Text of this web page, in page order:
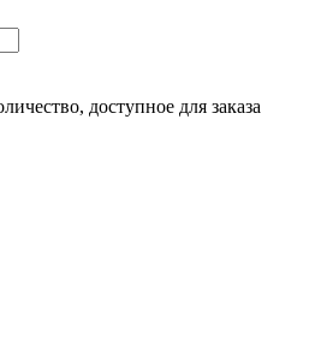
доступное для заказа